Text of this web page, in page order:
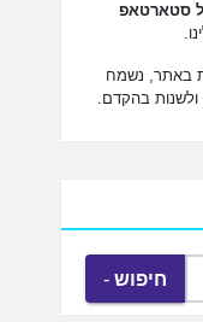
סטארטאפ
באתר, נשמח
ולשנות בהקדם.
חיפוש